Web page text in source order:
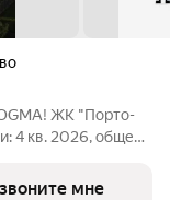
ЖК "Порто-
4 кв. 2026, общей
морямне